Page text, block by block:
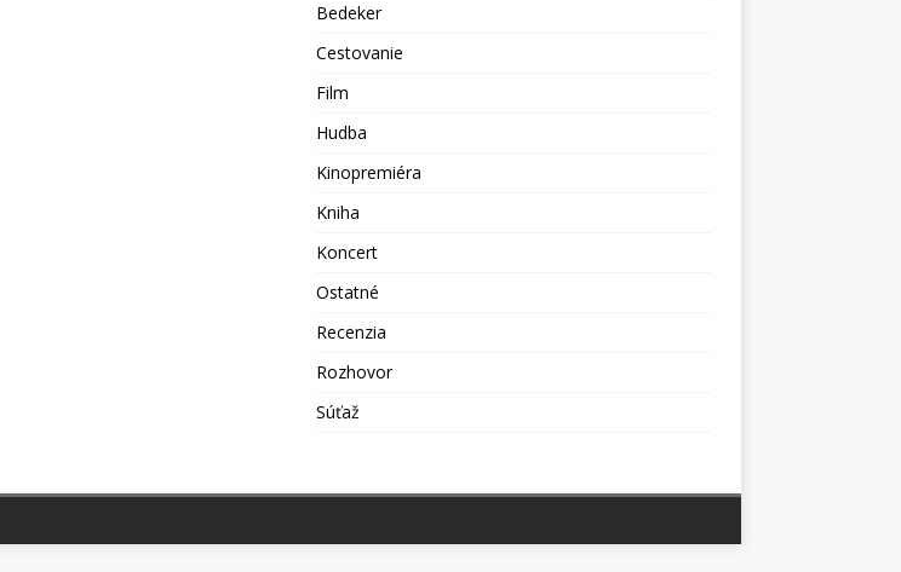
Bedeker
Cestovanie
Film
Hudba
Kinopremiéra
Kniha
Koncert
Ostatné
Recenzia
Rozhovor
Súťaž